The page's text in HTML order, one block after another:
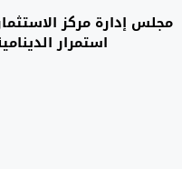
استمرار